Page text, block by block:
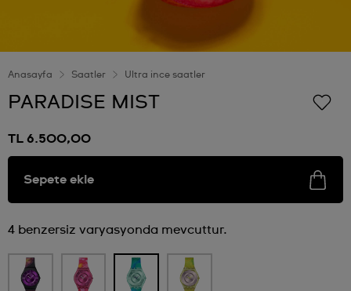
Anasayfa Saatler Ultra ince saatler
PARADISE MIST
TL 6.500,00
Sepete ekle
4 benzersiz varyasyonda mevcuttur.